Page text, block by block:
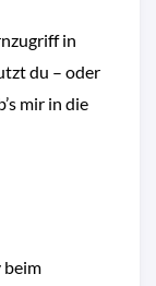
in
du – oder
mir in die
beim